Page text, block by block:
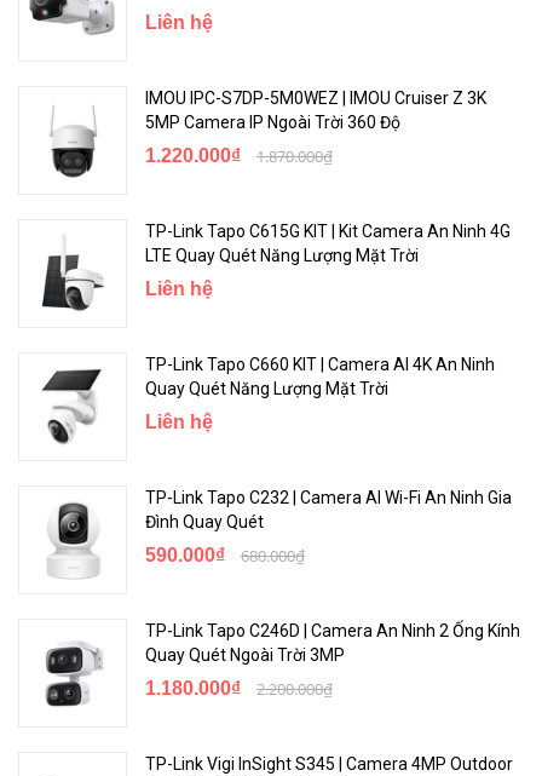
Liên hệ
IMOU IPC-S7DP-5M0WEZ | IMOU Cruiser Z 3K
5MP Camera IP Ngoài Trời 360 Độ
1.220.000₫ 1.870.000₫
TP-Link Tapo C615G KIT | Kit Camera An Ninh 4G
LTE Quay Quét Năng Lượng Mặt Trời
Liên hệ
TP-Link Tapo C660 KIT | Camera AI 4K An Ninh
Quay Quét Năng Lượng Mặt Trời
Liên hệ
TP-Link Tapo C232 | Camera AI Wi-Fi An Ninh Gia
Đình Quay Quét
590.000₫ 680.000₫
TP-Link Tapo C246D | Camera An Ninh 2 Ống Kính
Quay Quét Ngoài Trời 3MP
1.180.000₫ 2.200.000₫
TP-Link Vigi InSight S345 | Camera 4MP Outdoor